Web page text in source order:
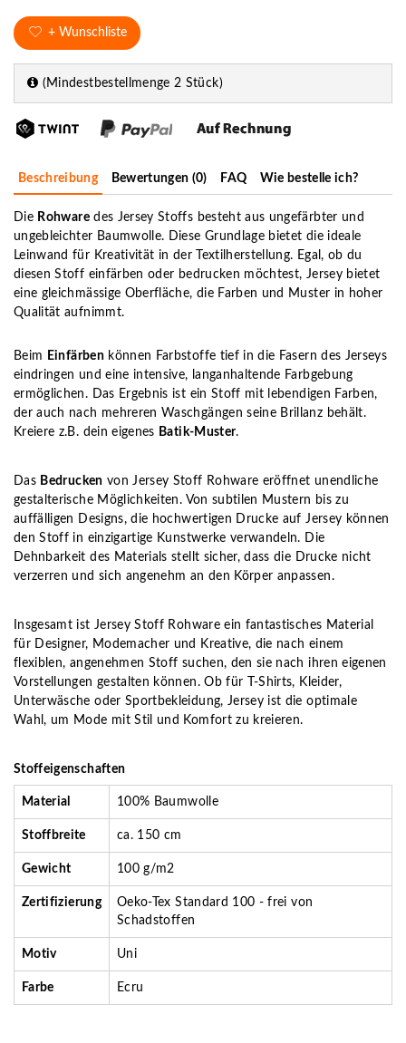
+ Wunschliste
(Mindestbestellmenge 2 Stück)
Beschreibung Bewertungen (0) FAQ Wie bestelle ich?
Die Rohwaredes Jersey Stoffs besteht aus ungefärbter und
ungebleichter Baumwolle. Diese Grundlage bietet die ideale
Leinwand für Kreativität in der Textilherstellung. Egal, ob du
diesen Stoff einfärben oder bedrucken möchtest, Jersey bietet
eine gleichmässige Oberfläche, die Farben und Muster in hoher
Qualität aufnimmt.
Beim Einfärbenkönnen Farbstoffe tief in die Fasern des Jerseys
eindringen und eine intensive, langanhaltende Farbgebung
ermöglichen. Das Ergebnis ist ein Stoff mit lebendigen Farben,
der auch nach mehreren Waschgängen seine Brillanz behält.
Kreiere z.B. dein eigenes Batik-Muster.
Das Bedrucken von Jersey Stoff Rohware eröffnet unendliche
gestalterische Möglichkeiten. Von subtilen Mustern bis zu
auffälligen Designs, die hochwertigen Drucke auf Jersey können
den Stoff in einzigartige Kunstwerke verwandeln. Die
Dehnbarkeit des Materials stellt sicher, dass die Drucke nicht
verzerren und sich angenehm an den Körper anpassen.
Insgesamt ist Jersey Stoff Rohware ein fantastisches Material
für Designer, Modemacher und Kreative, die nach einem
flexiblen, angenehmen Stoff suchen, den sie nach ihren eigenen
Vorstellungen gestalten können. Ob für T-Shirts, Kleider,
Unterwäsche oder Sportbekleidung, Jersey ist die optimale
Wahl, um Mode mit Stil und Komfort zu kreieren.
Stoffeigenschaften
Material 100% Baumwolle
Stoffbreite ca. 150 cm
Gewicht 100 g/m2
Zertifizierung
Oeko-Tex Standard 100 - frei von
Schadstoffen
Motiv Uni
Farbe Ecru